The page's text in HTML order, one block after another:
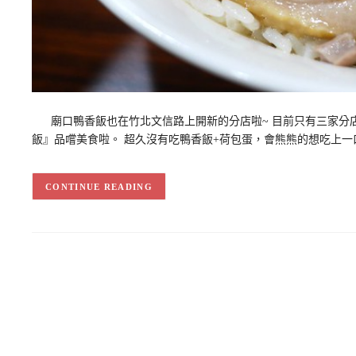
廟口鴨香飯也在竹北文信路上開新的分店啦~ 目前只有三家分
飯』品嚐美食啦。 超久沒有吃鴨香飯+荷包蛋，會熊熊的想吃上
CONTINUE READING